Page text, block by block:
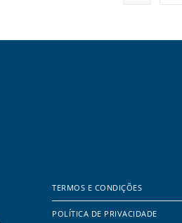
TERMOS E CONDIÇÕES
POLÍTICA DE PRIVACIDADE